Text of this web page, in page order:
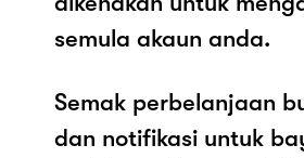
semula akaun anda.
Semak perbelanjaan
dan notifikasi untuk